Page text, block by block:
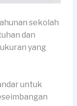
sekolah
dan
yang
untuk